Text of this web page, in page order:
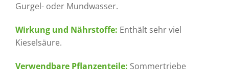
Gurgel- oder Mundwasser.
Wirkung und Nährstoffe: Enthält sehr viel
Kieselsäure.
Verwendbare Pflanzenteile: Sommertriebe